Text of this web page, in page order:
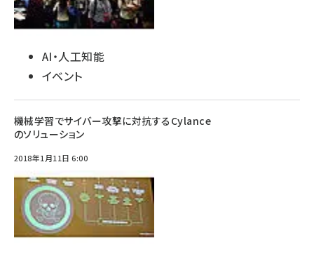
AI・人工知能
イベント
機械学習でサイバー攻撃に対抗するCylance
のソリューション
2018年1月11日 6:00